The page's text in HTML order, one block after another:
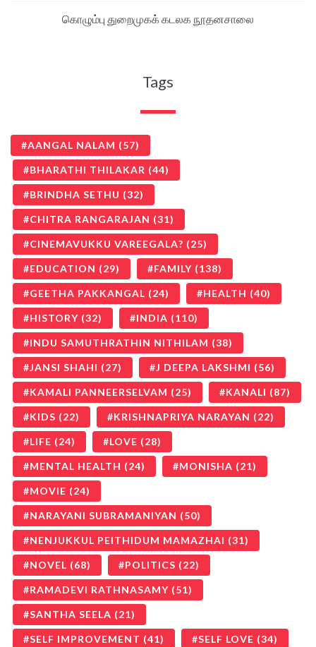
கொழும்பு துறைமுகக் கடலக நூதனசாலை
Tags
AANGAL NALAM (57)
BHARATHI THILAKAR (44)
BRINDHA SETHU (32)
CHITRA RANGARAJAN (31)
CINEMAVUKKU VAREEGALA? (25)
EDUCATION (29) FAMILY (138)
GEETHA PAKKANGAL (24) HEALTH (40)
HISTORY (32) INDIA (110)
INDU SAMUTHRATHIN NITHILAM (38)
JANSI SHAHI (27) J DEEPA LAKSHMI (56)
KAMALI PANNEERSELVAM (25) KANALI (87)
KIDS (22) KRISHNAPRIYA NARAYAN (22)
LIFE (24) LOVE (28)
MENTAL HEALTH (24) MONISHA (21)
MOVIE (24)
NARAYANI SUBRAMANIYAN (50)
NENJUKKUL PEITHIDUM MAMAZHAI (31)
NOVEL (68) POLITICS (22)
RAMADEVI RATHNASAMY (51)
SANTHA SEELA (21)
SELF IMPROVEMENT (41) SELF LOVE (34)